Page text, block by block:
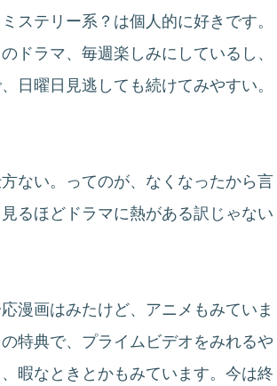
ステリー系？は個人的に好きです。
ドラマ、毎週楽しみにしているし、
日曜日見逃しても続けてみやすい。
ない。ってのが、なくなったから言
るほどドラマに熱がある訳じゃない
漫画はみたけど、アニメもみていま
特典で、プライムビデオをみれるや
暇なときとかもみています。今は終